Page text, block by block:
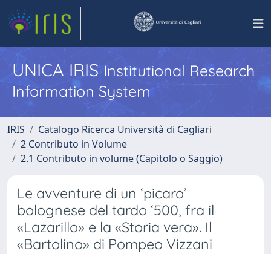
UNICA IRISInstitutional Research
Information System
IRIS
Catalogo Ricerca Università di Cagliari
2 Contributo in Volume
2.1 Contributo in volume (Capitolo o Saggio)
Le avventure di un ‘picaro’
bolognese del tardo ‘500, fra il
«Lazarillo» e la «Storia vera». Il
«Bartolino» di Pompeo Vizzani